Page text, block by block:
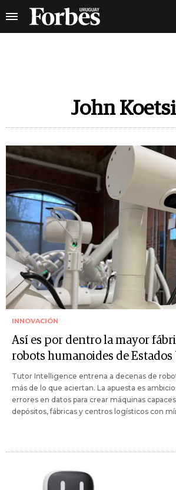
John
INNOVACIÓN
Así es por dentro la mayor
robots humanoides de
Tutor Intelligence entrena a decenas de
más de lo que aciertan. La apuesta es
errores en datos para crear máquinas
depósitos, fábricas y centros logísticos con